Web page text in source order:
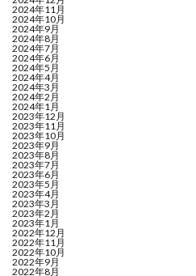
2024年11月
2024年10月
2024年9月
2024年8月
2024年7月
2024年6月
2024年5月
2024年4月
2024年3月
2024年2月
2024年1月
2023年12月
2023年11月
2023年10月
2023年9月
2023年8月
2023年7月
2023年6月
2023年5月
2023年4月
2023年3月
2023年2月
2023年1月
2022年12月
2022年11月
2022年10月
2022年9月
2022年8月